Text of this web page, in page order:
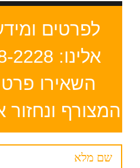
לפרטים
השאירו
המצורף